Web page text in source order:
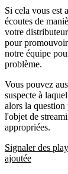
Si cela vous est
écoutes de
votre
pour
notre équipe
problème.
Vous pouvez
suspecte à
alors la
l'objet de
appropriées.
Signaler des
ajoutée